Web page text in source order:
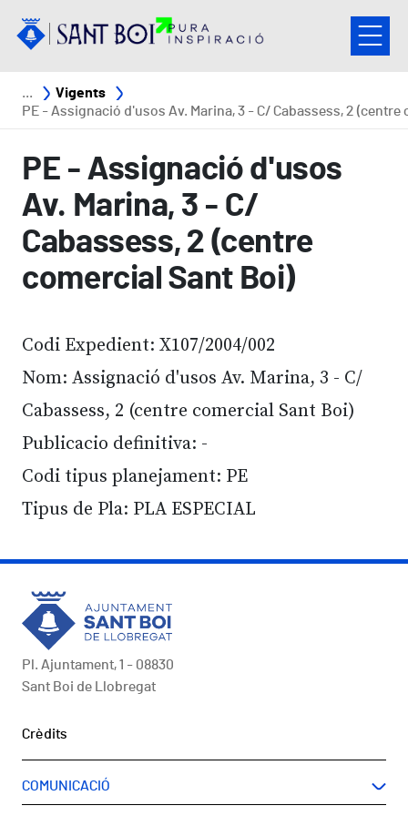
Fil d'ariadna
Vigents
PE - Assignació d'usos Av. Marina, 3 - C/ Cabassess, 2 (centre comercial Sant
PE - Assignació d'usos
Av. Marina, 3 - C/
Cabassess, 2 (centre
comercial Sant Boi)
Codi Expedient: X107/2004/002
Nom: Assignació d'usos Av. Marina, 3 - C/
Cabassess, 2 (centre comercial Sant Boi)
Publicacio definitiva: -
Codi tipus planejament: PE
Tipus de Pla: PLA ESPECIAL
Pl. Ajuntament, 1 - 08830
Sant Boi de Llobregat
Peu
Crèdits
COMUNICACIÓ